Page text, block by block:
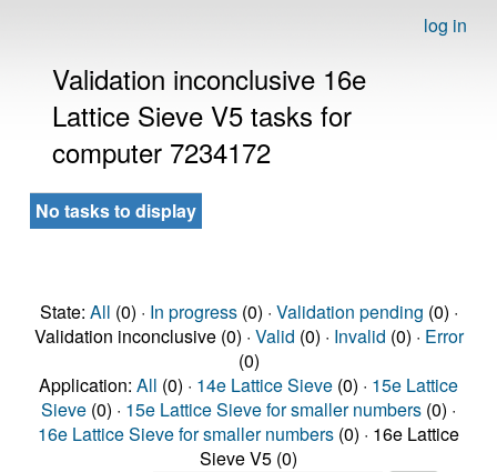
log in
Validation inconclusive 16e
Lattice Sieve V5 tasks for
computer 7234172
No tasks to display
State: All (0) · In progress(0) · Validation pending (0) ·
Validation inconclusive (0) · Valid (0) · Invalid (0) · Error
(0)
Application: All (0) · 14e Lattice Sieve (0) · 15e Lattice
Sieve (0) · 15e Lattice Sieve for smaller numbers (0) ·
16e Lattice Sieve for smaller numbers (0) · 16e Lattice
Sieve V5 (0)